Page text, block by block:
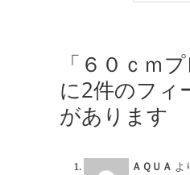
「６０ｃｍ
に2件のフィ
があります
ＡＱＵＡ よ